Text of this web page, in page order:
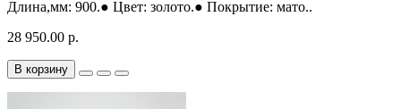
Длина,мм: 900.● Цвет: золото.● Покрытие: мато..
28 950.00 р.
В корзину